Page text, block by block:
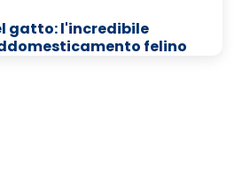
gatto: l'incredibile
felino